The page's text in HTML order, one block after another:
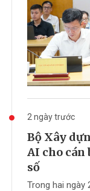
2 ngày trước
Bộ Xây
AI cho cán
số
Trong hai ngày